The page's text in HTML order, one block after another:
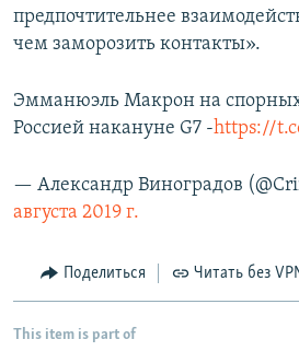
предпочтительнее
чем заморозить контакты».
Эмманюэль Макрон на спорных
Россией накануне G7 -https://
— Александр Виноградов
августа 2019 г.
Поделиться Читать без
This item is part of